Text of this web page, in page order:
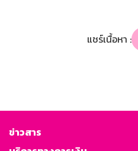
แชร์เนื้อหา :
ข่าวสาร